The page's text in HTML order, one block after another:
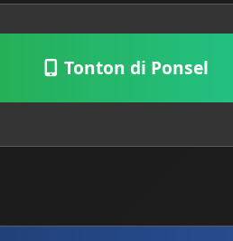
Tonton di Ponsel